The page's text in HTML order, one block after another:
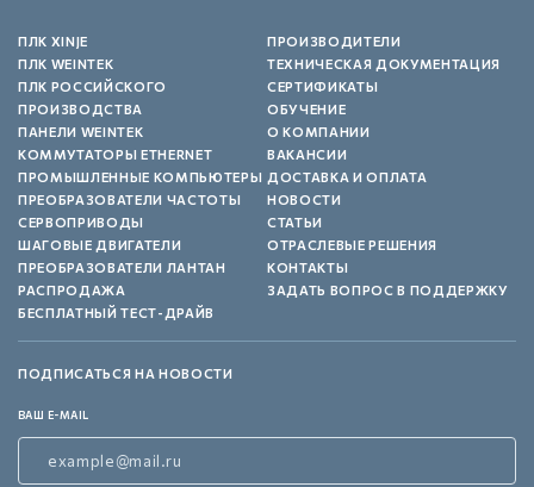
ПЛК XINJE
ПЛК WEINTEK
ПЛК РОССИЙСКОГО
ПРОИЗВОДСТВА
ПАНЕЛИ WEINTEK
КОММУТАТОРЫ ETHERNET
ПРОМЫШЛЕННЫЕ КОМПЬЮТЕРЫ
ПРЕОБРАЗОВАТЕЛИ ЧАСТОТЫ
СЕРВОПРИВОДЫ
ШАГОВЫЕ ДВИГАТЕЛИ
ПРЕОБРАЗОВАТЕЛИ ЛАНТАН
РАСПРОДАЖА
БЕСПЛАТНЫЙ ТЕСТ-ДРАЙВ
ПРОИЗВОДИТЕЛИ
ТЕХНИЧЕСКАЯ ДОКУМЕНТАЦИЯ
СЕРТИФИКАТЫ
ОБУЧЕНИЕ
О КОМПАНИИ
ВАКАНСИИ
ДОСТАВКА И ОПЛАТА
НОВОСТИ
СТАТЬИ
ОТРАСЛЕВЫЕ РЕШЕНИЯ
КОНТАКТЫ
ЗАДАТЬ ВОПРОС В ПОДДЕРЖКУ
ПОДПИСАТЬСЯ НА НОВОСТИ
ВАШ E-MAIL